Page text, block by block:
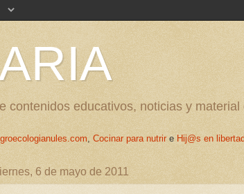
contenidos educativos, noticias y
, Cocinar para nutrir e Hij@s en libertad
6 de mayo de 2011